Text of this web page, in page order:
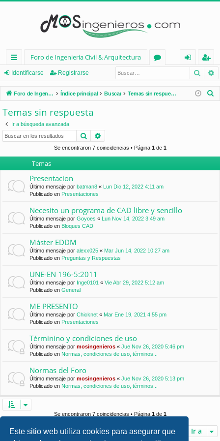
Este sitio web utiliza cookies para asegurar que
nl
ac
es
rá
pi
Foro de Ingenieria Civil & Arquitectura
os
nt
ifi
eg
ist
ra
Identificarse Registrarse
Foro de Ingenieria Civil & Arquitectura Índice principal Buscar Temas sin respuesta
Temas sin respuesta
Ir a búsqueda avanzada
Buscar
Se encontraron 7 coincidencias • Página 1de 1
Temas
Presentacion
Último mensaje por batman8 «
Lun Dic 12, 2022 4:11 am
Publicado en Presentaciones
Necesito un programa de CAD libre y sencillo
Último mensaje por Goyoes «
Lun Nov 14, 2022 3:49 am
Publicado en Bloques CAD
Máster EDDM
Último mensaje por alexx025 « Mar Jun 14, 2022 10:27 am
Publicado en Preguntas y Respuestas
UNE-EN 196-5:2011
Último mensaje por Inge0101 « Vie Abr 29, 2022 5:12 am
Publicado en General
ME PRESENTO
Último mensaje por Chicknet « Mar Ene 19, 2021 4:55 pm
Publicado en Presentaciones
Términino y condiciones de uso
Último mensaje por mosingenieros « Jue Nov 26, 2020 5:46 pm
Publicado en Normas, condiciones de uso, términos...
Normas del Foro
Último mensaje por mosingenieros « Jue Nov 26, 2020 5:13 pm
Publicado en Normas, condiciones de uso, términos...
Se encontraron 7 coincidencias • Página 1de 1
Ir a